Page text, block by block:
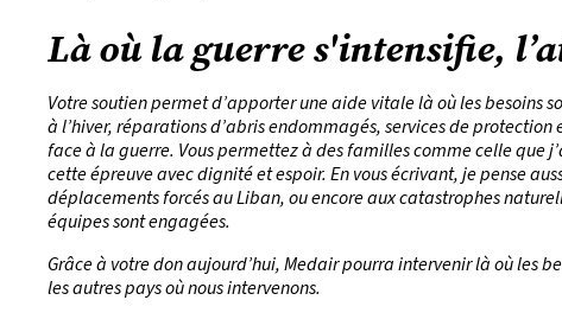
Là où la guerre s'intensifie,
Votre soutien permet d’apporter une aide vitale là où les besoins
à l’hiver, réparations d’abris endommagés, services de
face à la guerre. Vous permettez à des familles comme celle que
cette épreuve avec dignité et espoir. En vous écrivant, je pense
déplacements forcés au Liban, ou encore aux catastrophes
équipes sont engagées.
Grâce à votre don aujourd’hui, Medair pourra intervenir là où les
les autres pays où nous intervenons.